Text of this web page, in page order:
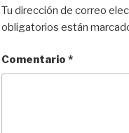
Tu dirección de correo
obligatorios están
Comentario *